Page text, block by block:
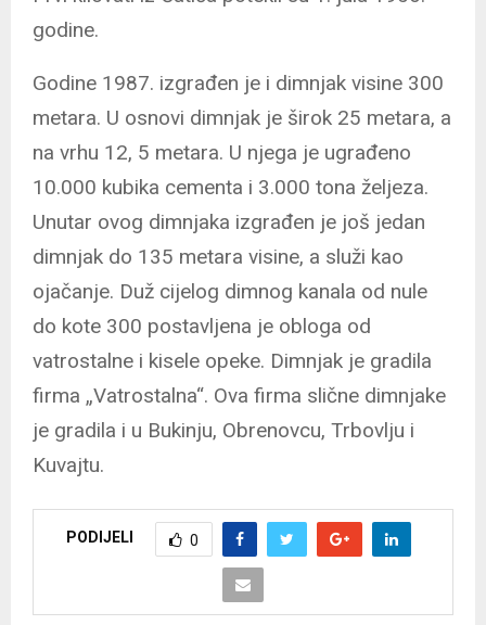
godine.
Godine 1987. izgrađen je i dimnjak visine 300
metara. U osnovi dimnjak je širok 25 metara, a
na vrhu 12, 5 metara. U njega je ugrađeno
10.000 kubika cementa i 3.000 tona željeza.
Unutar ovog dimnjaka izgrađen je još jedan
dimnjak do 135 metara visine, a služi kao
ojačanje. Duž cijelog dimnog kanala od nule
do kote 300 postavljena je obloga od
vatrostalne i kisele opeke. Dimnjak je gradila
firma „Vatrostalna“. Ova firma slične dimnjake
je gradila i u Bukinju, Obrenovcu, Trbovlju i
Kuvajtu.
PODIJELI 0